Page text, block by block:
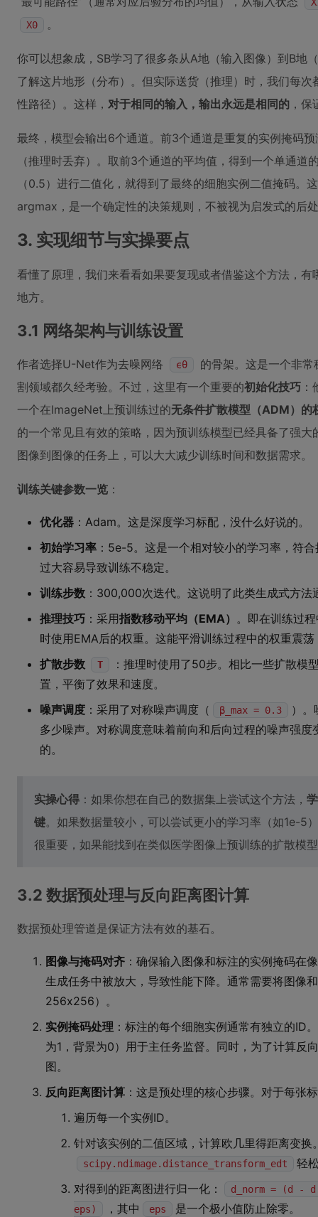
X0
。
你可以想象成，SB学习了很多条从A地（输入图像）到B地
了解这片地形（分布）。但实际送货（推理）时，我们每
性路径）。这样， 对于相同的输入，输出永远是相同的 ，
最终，模型会输出6个通道。前3个通道是重复的实例掩码
（推理时丢弃）。取前3个通道的平均值，得到一个单通道
（0.5）进行二值化，就得到了最终的细胞实例二值掩码。
argmax，是一个确定性的决策规则，不被视为启发式的后
3. 实现细节与实操要点
看懂了原理，我们来看看如果要复现或者借鉴这个方法，
地方。
3.1 网络架构与训练设置
作者选择U-Net作为去噪网络 ϵθ
的骨架。这是一个非
割领域都久经考验。不过，这里有一个重要的初始化技巧
一个在ImageNet上预训练过的无条件扩散模型（ADM）的
的一个常见且有效的策略，因为预训练模型已经具备了强
图像到图像的任务上，可以大大减少训练时间和数据需求。
训练关键参数一览 ：
优化器 ：Adam。这是深度学习标配，没什么好说的。
初始学习率 ：5e-5。这是一个相对较小的学习率，符
过大容易导致训练不稳定。
训练步数 ：300,000次迭代。这说明了此类生成式方
推理技巧 ：采用指数移动平均（EMA） 。即在训练过
时使用EMA后的权重。这能平滑训练过程中的权重震
扩散步数
T
：推理时使用了50步。相比一些扩散
置，平衡了效果和速度。
噪声调度 ：采用了对称噪声调度（ β_max = 0.3
）。
多少噪声。对称调度意味着前向和后向过程的噪声强
的。
实操心得 ：如果你想在自己的数据集上尝试这个方法，
键。如果数据量较小，可以尝试更小的学习率（如1e-5
很重要，如果能找到在类似医学图像上预训练的扩散模
3.2 数据预处理与反向距离图计算
数据预处理管道是保证方法有效的基石。
图像与掩码对齐 ：确保输入图像和标注的实例掩码在
生成任务中被放大，导致性能下降。通常需要将图像
256x256）。
实例掩码处理 ：标注的每个细胞实例通常有独立的ID
为1，背景为0）用于主任务监督。同时，为了计算反
图。
反向距离图计算 ：这是预处理的核心步骤。对于每张
遍历每一个实例ID。
针对该实例的二值区域，计算欧几里得距离变换
scipy.ndimage.distance_transform_edt
轻
对得到的距离图进行归一化：
d_norm = (d -
eps)
，其中 eps
是一个极小值防止除零。